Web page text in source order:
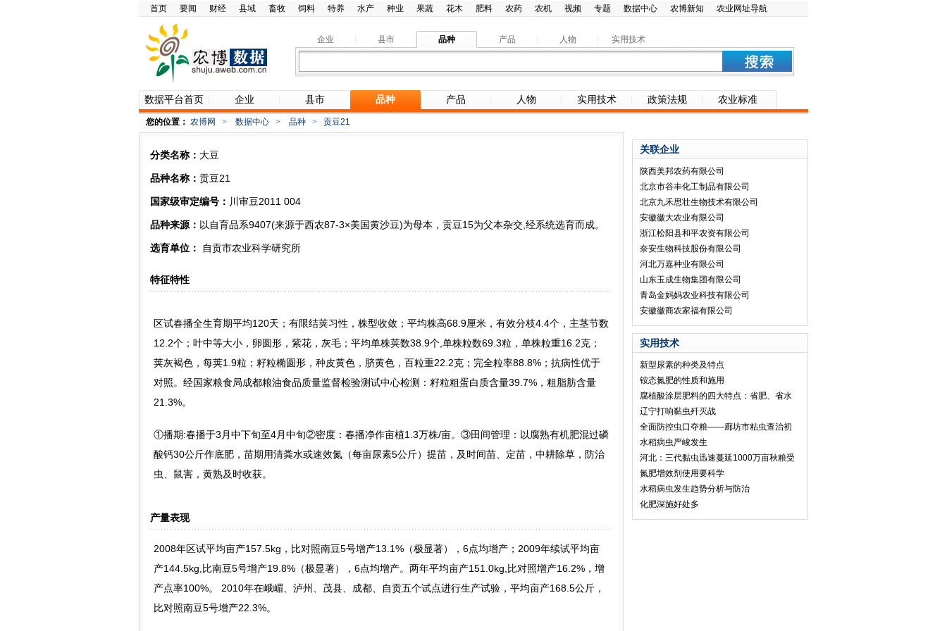
首页 要闻 财经 县域 畜牧 饲料 特养 水产 种业 果蔬 花木 肥料 农药 农机 视频 专题 数据中心 农博新知 农业网址导航
企业 县市 品种 产品 人物 实用技术
数据平台首页 企业 县市 品种 产品 人物 实用技术 政策法规 农业标准
您的位置： 农博网 > 数据中心 > 品种 > 贡豆21
分类名称： 大豆
品种名称： 贡豆21
国家级审定编号： 川审豆2011 004
品种来源： 以自育品系9407(来源于西农87-3×美国黄沙豆)为母本，贡豆15为父本杂交,经系统选育而成。
选育单位： 自贡市农业科学研究所
特征特性
区试春播全生育期平均120天；有限结荚习性，株型收敛；平均株高68.9厘米，有效分枝4.4个，主茎节数
12.2个；叶中等大小，卵圆形，紫花，灰毛；平均单株荚数38.9个,单株粒数69.3粒，单株粒重16.2克；
荚灰褐色，每荚1.9粒；籽粒椭圆形，种皮黄色，脐黄色，百粒重22.2克；完全粒率88.8%；抗病性优于
对照。经国家粮食局成都粮油食品质量监督检验测试中心检测：籽粒粗蛋白质含量39.7%，粗脂肪含量
21.3%。
①播期:春播于3月中下旬至4月中旬②密度：春播净作亩植1.3万株/亩。③田间管理：以腐熟有机肥混过磷
酸钙30公斤作底肥，苗期用清粪水或速效氮（每亩尿素5公斤）提苗，及时间苗、定苗，中耕除草，防治
虫、鼠害，黄熟及时收获。
产量表现
2008年区试平均亩产157.5kg，比对照南豆5号增产13.1%（极显著），6点均增产；2009年续试平均亩
产144.5kg,比南豆5号增产19.8%（极显著），6点均增产。两年平均亩产151.0kg,比对照增产16.2%，增
产点率100%。 2010年在峨嵋、泸州、茂县、成都、自贡五个试点进行生产试验，平均亩产168.5公斤，
比对照南豆5号增产22.3%。
关联企业
陕西美邦农药有限公司
北京市谷丰化工制品有限公司
北京九禾思壮生物技术有限公司
安徽徽大农业有限公司
浙江松阳县和平农资有限公司
奈安生物科技股份有限公司
河北万嘉种业有限公司
山东玉成生物集团有限公司
青岛金妈妈农业科技有限公司
安徽徽商农家福有限公司
实用技术
新型尿素的种类及特点
铵态氮肥的性质和施用
腐植酸涂层肥料的四大特点：省肥、省水
辽宁打响黏虫歼灭战
全面防控虫口夺粮——廊坊市粘虫查治初
水稻病虫严峻发生
河北：三代黏虫迅速蔓延1000万亩秋粮受
氮肥增效剂使用要科学
水稻病虫发生趋势分析与防治
化肥深施好处多